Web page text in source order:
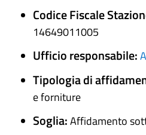
Codice Fiscale
14649011005
Ufficio responsabile:
Tipologia di
e forniture
Soglia:Affidamento